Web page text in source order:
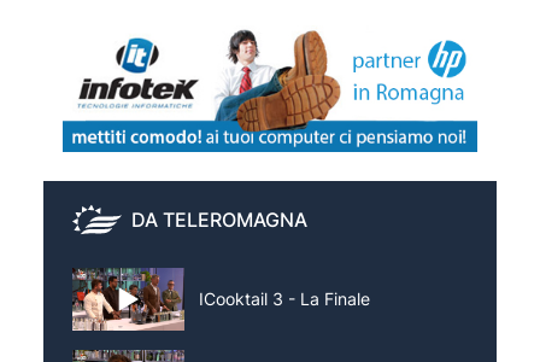
DA TELEROMAGNA
ICooktail 3 - La Finale